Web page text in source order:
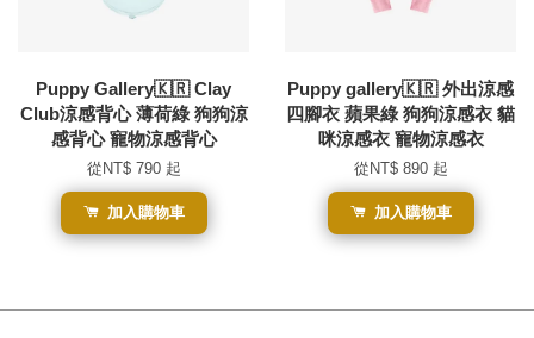
Puppy Gallery🇰🇷 Clay
Club涼感背心 薄荷綠 狗狗涼
感背心 寵物涼感背心
從 NT$ 790 起
加入購物車
Puppy gallery🇰🇷 外出涼感
四腳衣 蘋果綠 狗狗涼感衣 貓
咪涼感衣 寵物涼感衣
從 NT$ 890 起
加入購物車